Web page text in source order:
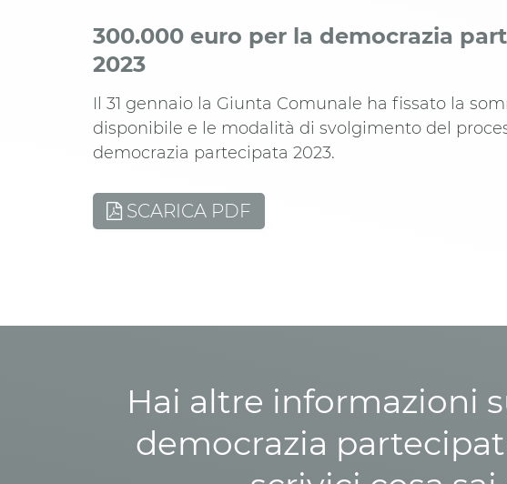
300.000 euro per la democrazia
2023
Il 31 gennaio la Giunta Comunale ha fissato la
disponibile e le modalità di svolgimento del
democrazia partecipata 2023.
SCARICA PDF
Hai altre informazioni
democrazia